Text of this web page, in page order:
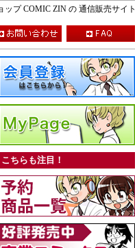
プ COMIC ZIN の 通信販売サイト
こちらも注目！